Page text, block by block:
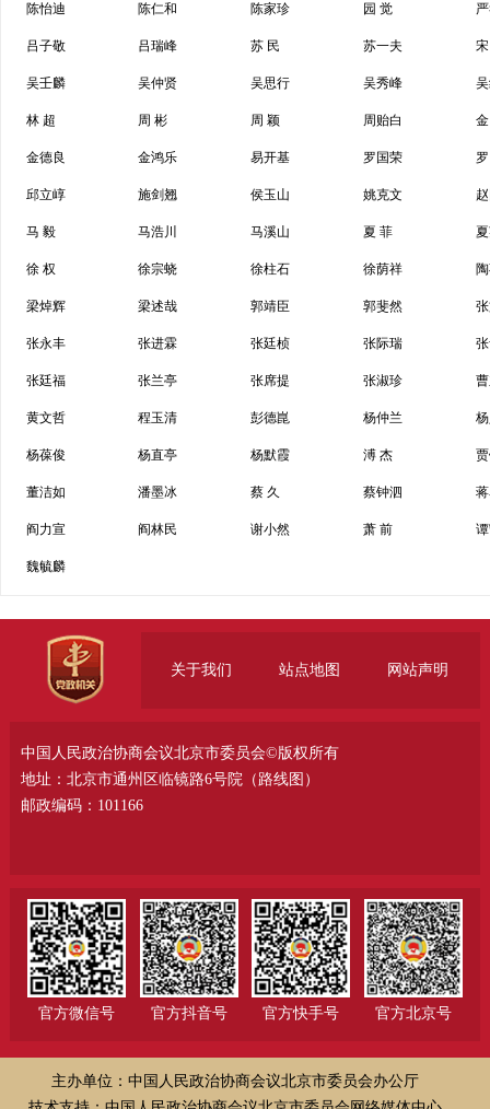
陈怡迪 陈仁和 陈家珍 园 觉
吕子敬 吕瑞峰 苏 民 苏一夫
吴壬麟 吴仲贤 吴思行 吴秀峰
林 超 周 彬 周 颖 周贻白
金德良 金鸿乐 易开基 罗国荣
邱立崞 施剑翘 侯玉山 姚克文
马 毅 马浩川 马溪山 夏 菲
徐 权 徐宗蛲 徐柱石 徐荫祥
梁焯辉 梁述哉 郭靖臣 郭斐然
张永丰 张进霖 张廷桢 张际瑞
张廷福 张兰亭 张席提 张淑珍
黄文哲 程玉清 彭德崑 杨仲兰
杨葆俊 杨直亭 杨默霞 溥 杰
董洁如 潘墨冰 蔡 久 蔡钟泗
阎力宣 阎林民 谢小然 萧 前
魏毓麟
关于我们 站点地图 网站声明
中国人民政治协商会议北京市委员会©版权所有
地址：北京市通州区临镜路6号院（ 路线图 ）
邮政编码：101166
官方微信号 官方抖音号 官方快手号 官方北京号
主办单位：中国人民政治协商会议北京市委员会办公厅